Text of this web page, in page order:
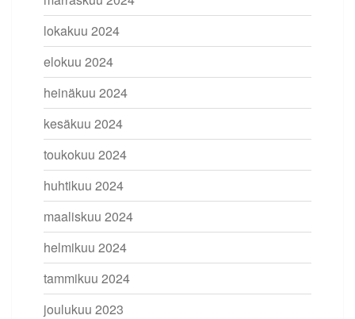
lokakuu 2024
elokuu 2024
heinäkuu 2024
kesäkuu 2024
toukokuu 2024
huhtikuu 2024
maaliskuu 2024
helmikuu 2024
tammikuu 2024
joulukuu 2023